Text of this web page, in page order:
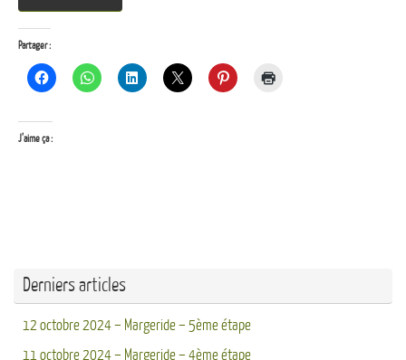
Partager :
J’aime ça :
Derniers articles
12 octobre 2024 – Margeride – 5ème étape
11 octobre 2024 – Margeride – 4ème étape